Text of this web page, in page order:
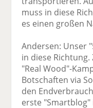
muss in diese
es einen großen
Andersen: Unser
in diese
"Real Wood"-
Botschaften via
den
erste "Smartblog"